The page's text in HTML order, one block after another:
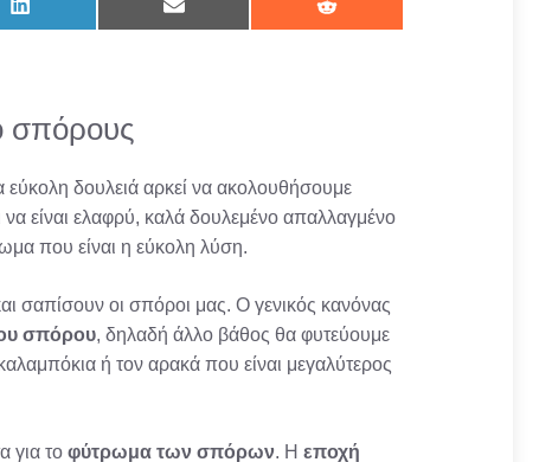
Share
on
Share
on
Share
on
σπόρους
εύκολη δουλειά αρκεί να ακολουθήσουμε
είναι ελαφρύ, καλά δουλεμένο απαλλαγμένο
που είναι η εύκολη λύση.
σαπίσουν οι σπόροι μας. Ο γενικός κανόνας
σπόρου, δηλαδή άλλο βάθος θα φυτεύουμε
ή τον αρακά που είναι μεγαλύτερος
για το φύτρωμα των σπόρων. Η εποχή